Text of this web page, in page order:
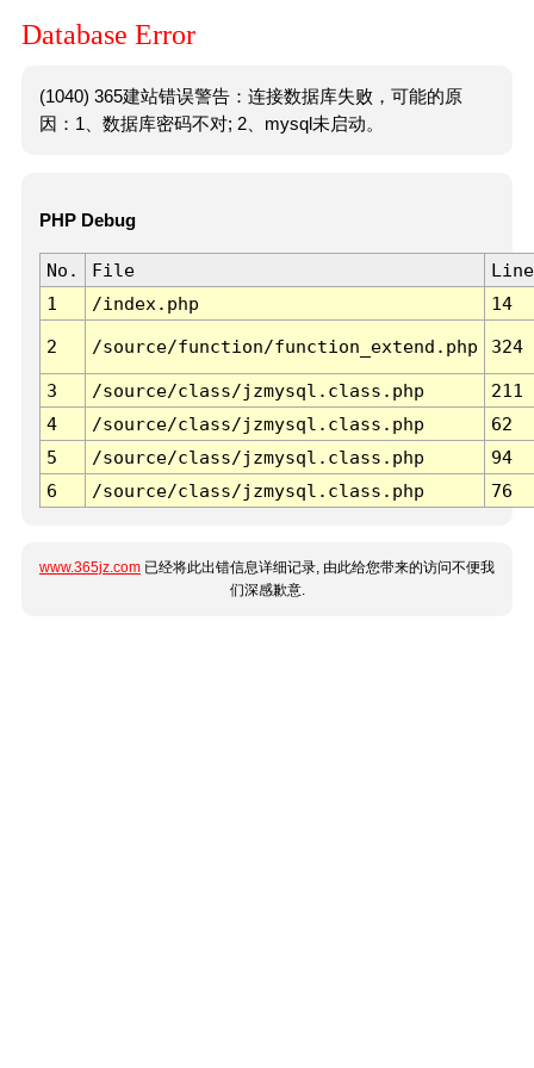
Database Error
(1040) 365建站错误警告：连接数据库失败，可能的原
因：1、数据库密码不对; 2、mysql未启动。
PHP Debug
No. File
Line
1
/index.php 14
2 /source/function/function_extend.php 324
3 /source/class/jzmysql.class.php
211
4
/source/class/jzmysql.class.php
62
5
/source/class/jzmysql.class.php
94
6
/source/class/jzmysql.class.php 76
www.365jz.com 已经将此出错信息详细记录, 由此给您带来的访问不便我
们深感歉意.